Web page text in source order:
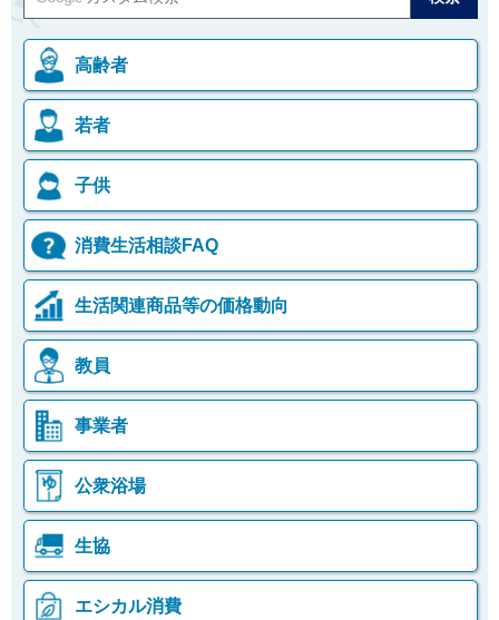
高齢者
若者
子供
消費生活相談FAQ
生活関連商品等の価格動向
教員
事業者
公衆浴場
生協
エシカル消費